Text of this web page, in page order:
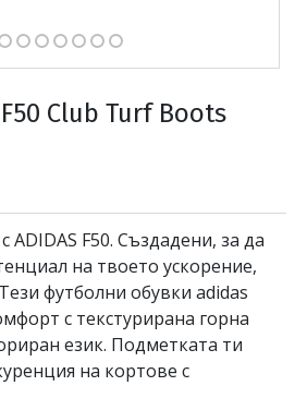
Club Turf Boots
ADIDAS F50. Създадени, за да
на твоето ускорение,
футболни обувки adidas
с текстурирана горна
език. Подметката ти
на кортове с